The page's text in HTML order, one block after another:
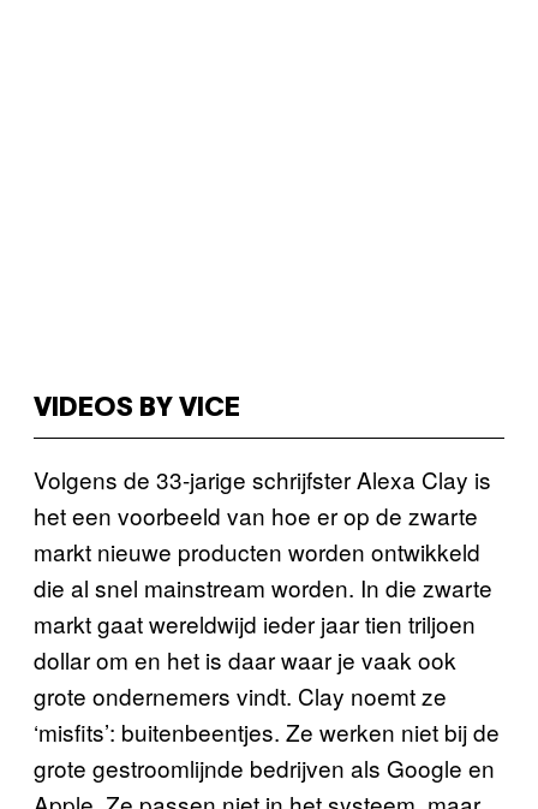
VIDEOS BY VICE
Volgens de 33-jarige schrijfster Alexa Clay is
het een voorbeeld van hoe er op de zwarte
markt nieuwe producten worden ontwikkeld
die al snel mainstream worden. In die zwarte
markt gaat wereldwijd ieder jaar tien triljoen
dollar om en het is daar waar je vaak ook
grote ondernemers vindt. Clay noemt ze
‘misfits’: buitenbeentjes. Ze werken niet bij de
grote gestroomlijnde bedrijven als Google en